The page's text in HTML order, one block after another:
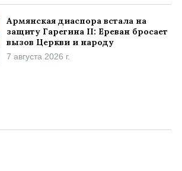
Армянская диаспора встала на
защиту Гарегина II: Ереван бросает
вызов Церкви и народу
7 августа 2026 г.